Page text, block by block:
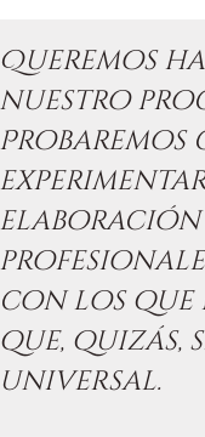
Queremos
nuestro
Probaremos
elaboración
con los que
que, quizás,
universal.